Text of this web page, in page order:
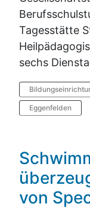
Tagesstätte
sechs
Eggenfelden
von